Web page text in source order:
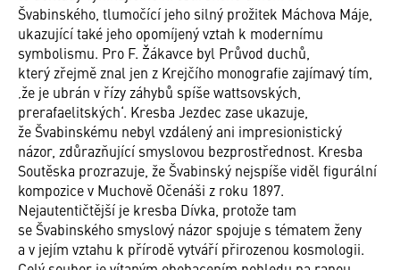
Švabinského, tlumočící jeho silný prožitek Máchova Máje,
ukazující také jeho opomíjený vztah k modernímu
symbolismu. Pro F. Žákavce byl Průvod duchů,
který zřejmě znal jen z Krejčího monograﬁe zajímavý tím,
‚že je ubrán v řízy záhybů spíše wattsovských,
prerafaelitských‘. Kresba Jezdec zase ukazuje,
že Švabinskému nebyl vzdálený ani impresionistický
názor, zdůrazňující smyslovou bezprostřednost. Kresba
Soutěska prozrazuje, že Švabinský nejspíše viděl ﬁgurální
kompozice v Muchově Očenáši z roku 1897.
Nejautentičtější je kresba Dívka, protože tam
se Švabinského smyslový názor spojuje s tématem ženy
a v jejím vztahu k přírodě vytváří přirozenou kosmologii.